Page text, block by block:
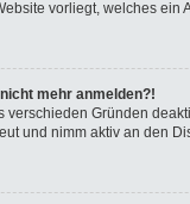
vorliegt, welches ein
mehr anmelden?!
Gründen
und nimm aktiv an den